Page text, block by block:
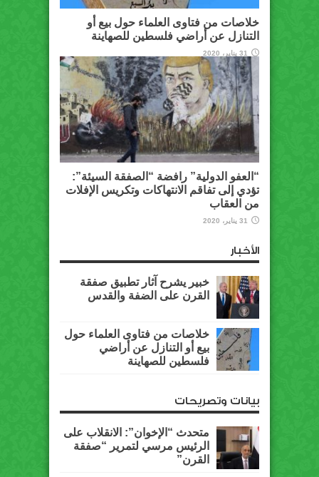
خلاصات من فتاوى العلماء حول بيع أو
التنازل عن أراضي فلسطين للصهاينة
31 يناير، 2020
“العفو الدولية” رافضة “الصفقة السيئة”:
تؤدي إلى تفاقم الانتهاكات وتكريس الإفلات
من العقاب
31 يناير، 2020
الأخبار
خبير يشرح آثار تطبيق صفقة
القرن على الضفة والقدس
خلاصات من فتاوى العلماء حول
بيع أو التنازل عن أراضي
فلسطين للصهاينة
بيانات وتصريحات
متحدث “الإخوان”: الانقلاب على
الرئيس مرسي لتمرير “صفقة
القرن”